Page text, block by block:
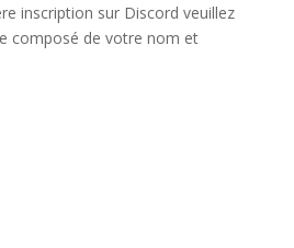
inscription sur Discord veuillez
composé de votre nom et